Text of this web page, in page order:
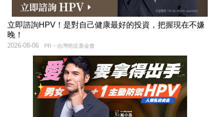
立即諮詢HPV！是對自己健康最好的投資，把握現在不嫌
晚！
PR・台灣癌症基金會
2026-08-06